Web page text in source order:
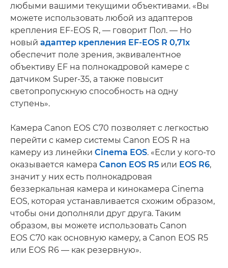
любыми вашими текущими объективами. «Вы
можете использовать любой из адаптеров
крепления EF-EOS R, — говорит Пол. — Но
новый адаптер крепления EF-EOS R 0,71x
обеспечит поле зрения, эквивалентное
объективу EF на полнокадровой камере с
датчиком Super-35, а также повысит
светопропускную способность на одну
ступень».
Камера Canon EOS C70 позволяет с легкостью
перейти с камер системы Canon EOS R на
камеру из линейки Cinema EOS. «Если у кого-то
оказывается камера Canon EOS R5 или EOS R6,
значит у них есть полнокадровая
беззеркальная камера и кинокамера Cinema
EOS, которая устанавливается схожим образом,
чтобы они дополняли друг друга. Таким
образом, вы можете использовать Canon
EOS C70 как основную камеру, а Canon EOS R5
или EOS R6 — как резервную».